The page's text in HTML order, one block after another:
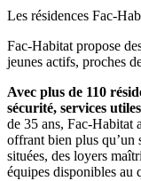
Les résidences Fac-
Fac-Habitat propose
jeunes actifs, proches
Avec plus de 110
sécurité, services
de 35 ans, Fac-Habitat
offrant bien plus qu’un
situées, des loyers
équipes disponibles au